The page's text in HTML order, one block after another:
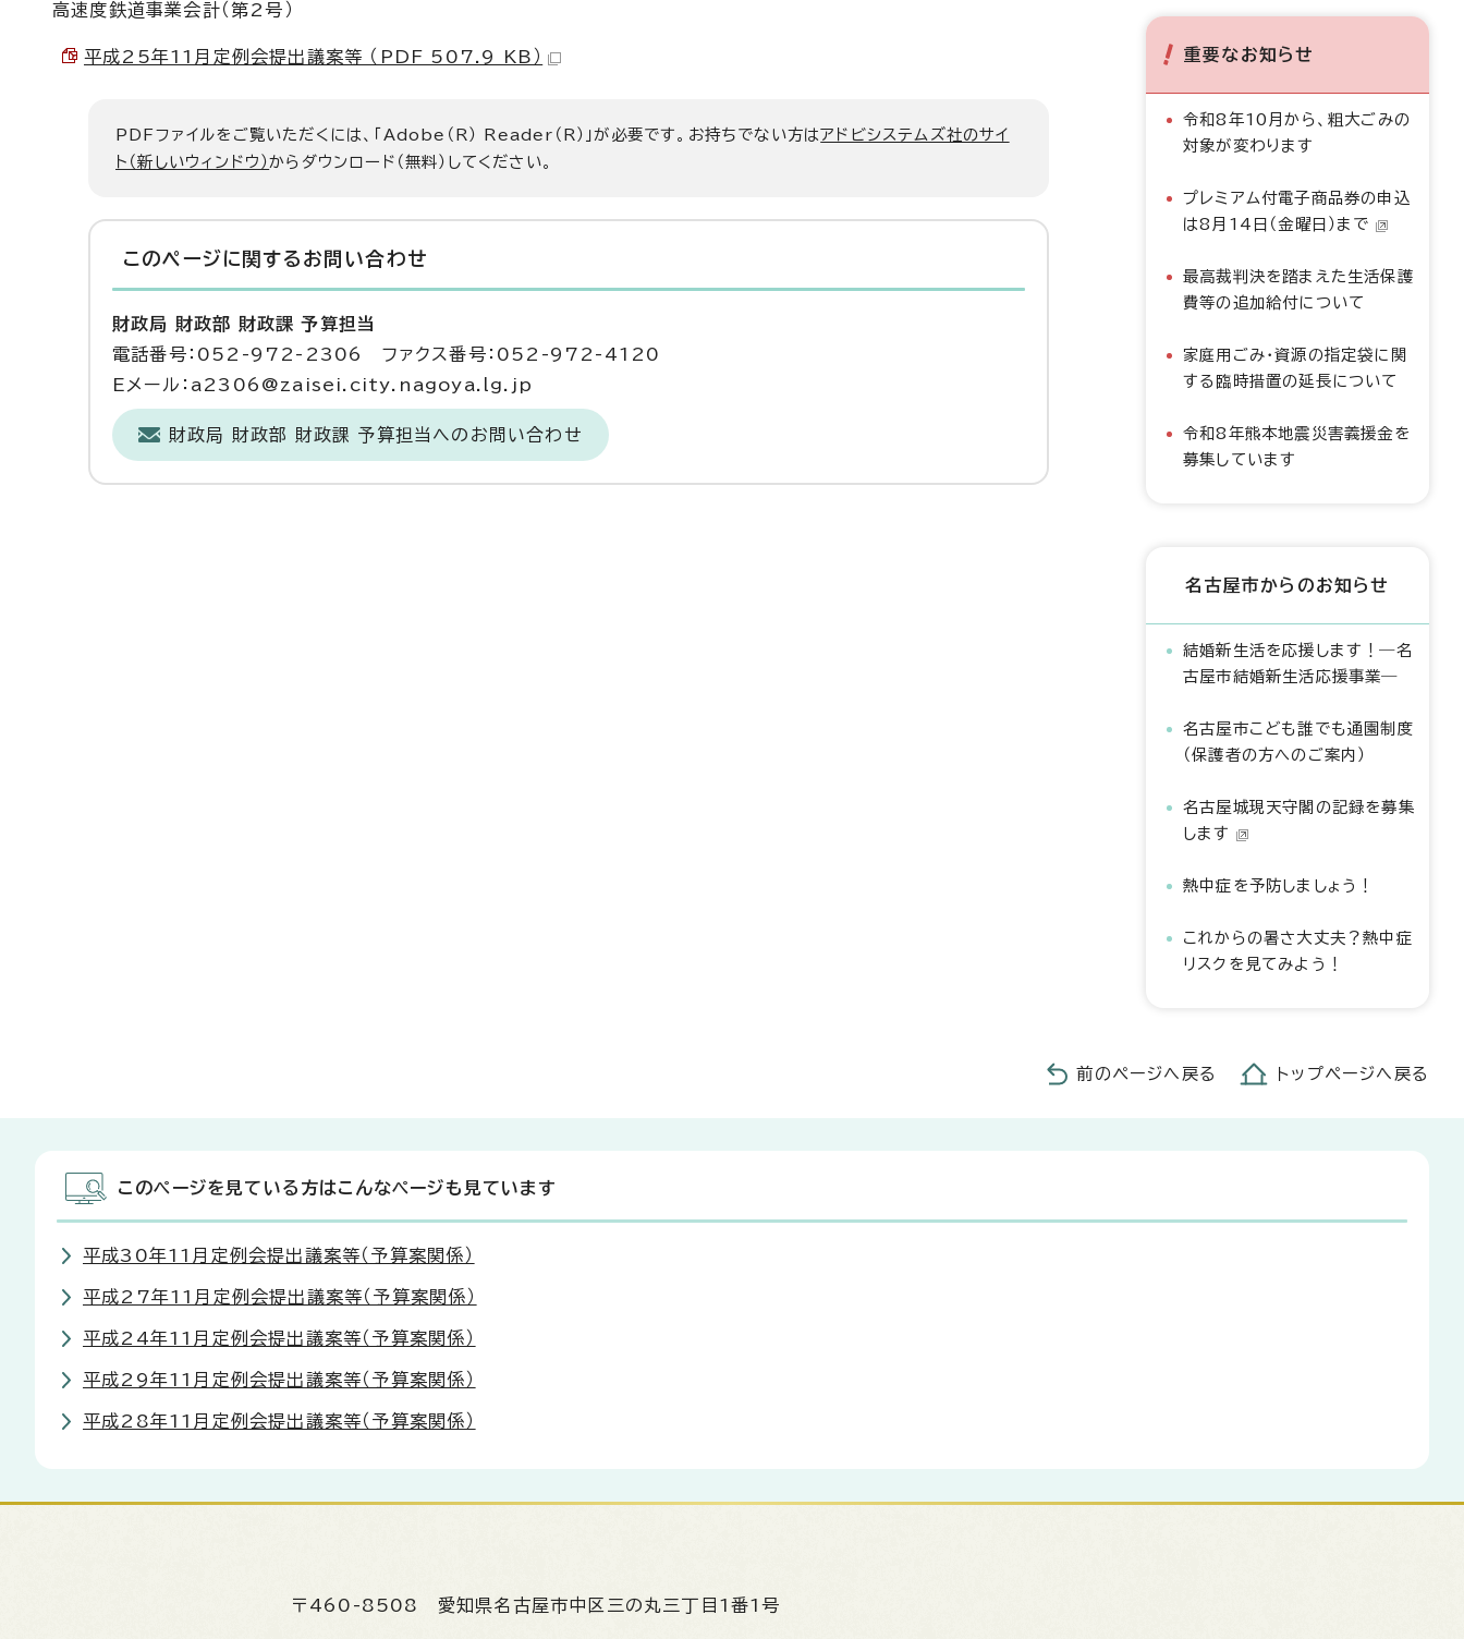
高速度鉄道事業会計（第2号）
平成25年11月定例会提出議案等 （PDF 507.9 KB）
PDFファイルをご覧いただくには、「Adobe（R） Reader（R）」が必要です。お持ちでない方はアドビシステムズ社のサイ
ト（新しいウィンドウ）からダウンロード（無料）してください。
このページに関する お問い合わせ
財政局 財政部 財政課 予算担当
電話番号：052-972-2306 ファクス番号：052-972-4120
Eメール：a2306@zaisei.city.nagoya.lg.jp
財政局 財政部 財政課 予算担当へのお問い合わせ
重要なお知らせ
令和8年10月から、粗大ごみの
対象が変わります
プレミアム付電子商品券の申込
は8月14日（金曜日）まで
最高裁判決を踏まえた生活保護
費等の追加給付について
家庭用ごみ・資源の指定袋に関
する臨時措置の延長について
令和8年熊本地震災害義援金を
募集しています
名古屋市からのお知らせ
結婚新生活を応援します！―名
古屋市結婚新生活応援事業―
名古屋市こども誰でも通園制度
（保護者の方へのご案内）
名古屋城現天守閣の記録を募集
します
熱中症を予防しましょう！
これからの暑さ大丈夫？熱中症
リスクを見てみよう！
前のページへ戻る トップページへ戻る
このページを見ている方はこんなページも見ています
平成30年11月定例会提出議案等（予算案関係）
平成27年11月定例会提出議案等（予算案関係）
平成24年11月定例会提出議案等（予算案関係）
平成29年11月定例会提出議案等（予算案関係）
平成28年11月定例会提出議案等（予算案関係）
〒460-8508 愛知県名古屋市中区三の丸三丁目1番1号